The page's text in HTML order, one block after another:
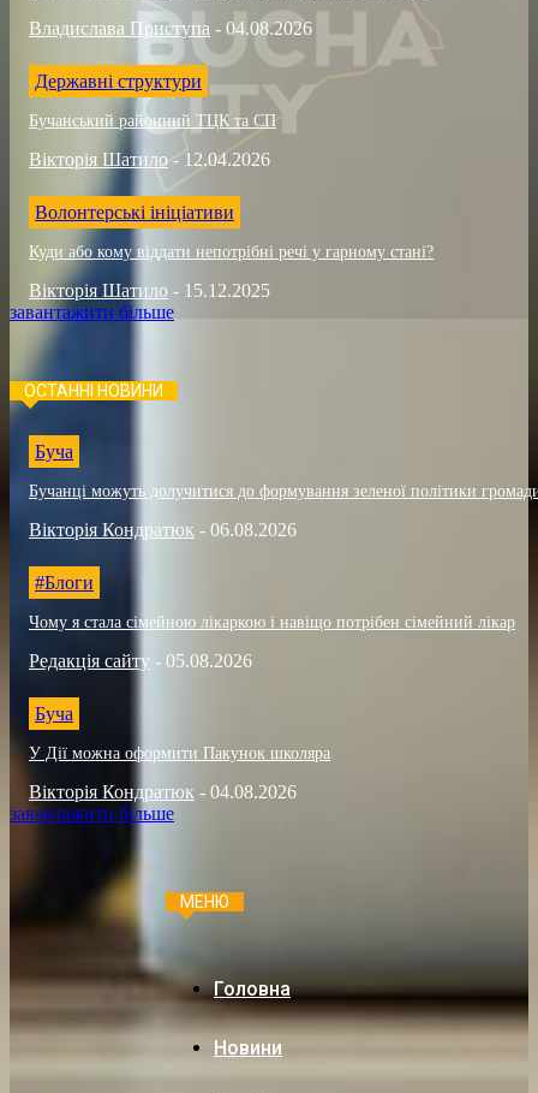
Владислава Приступа - 04.08.2026
Державні структури
Бучанський районний ТЦК та СП
Вікторія Шатило - 12.04.2026
Волонтерські ініціативи
Куди або кому віддати непотрібні речі у гарному стані?
Вікторія Шатило - 15.12.2025
завантажити більше
ОСТАННІ НОВИНИ
Буча
Бучанці можуть долучитися до формування зеленої політики
Вікторія Кондратюк - 06.08.2026
#Блоги
Чому я стала сімейною лікаркою і навіщо потрібен сімейний лікар
Редакція сайту - 05.08.2026
Буча
У Дії можна оформити Пакунок школяра
Вікторія Кондратюк - 04.08.2026
завантажити більше
МЕНЮ
Головна
Новини